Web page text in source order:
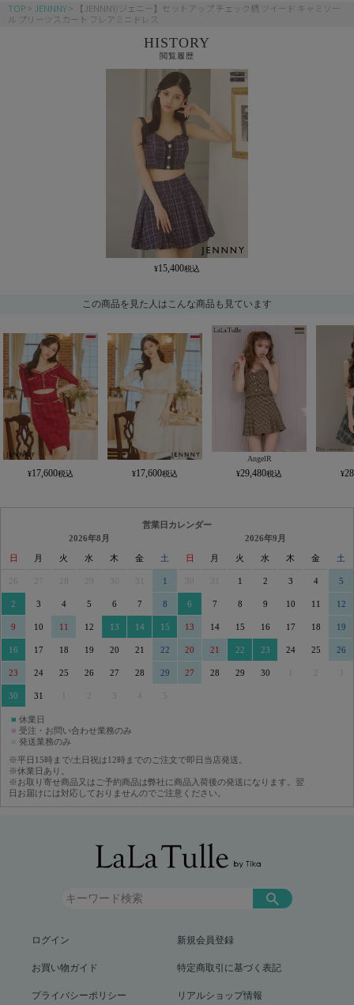
TOP JENNNY
【JENNNY/ジェニー】セットアップ チェック柄 ツイード キャミソー
ル プリーツスカート フレアミニドレス
HISTORY
閲覧履歴
15,400
この商品を見た人はこんな商品も見ています
17,600 17,600
AngelR
29,480
営業日カレンダー
2026年8月
日 月 火 水 木 金 土
29 30 31 1
2 3 4 5 6 7 8
9 10 11 12 13 14 15
16 17 18 19 20 21 22
23 24 25 26 27 28 29
30 31 3 5
2026年9月
日 月 火 水 木 金 土
30 31 1 2 3 4 5
6 7 8 9 10 11 12
13 14 15 16 17 18 19
20 21 22 23 24 25 26
27 28 29 30 3
■ 休業日
■ 受注・お問い合わせ業務のみ
■ 発送業務のみ
※平日15時まで/土日祝は12時までのご注文で即日当店発送。
※休業日あり。
※お取り寄せ商品又はご予約商品は弊社に商品入荷後の発送になります。翌
日お届けには対応しておりませんのでご注意ください。
ログイン 新規会員登録
お買い物ガイド 特定商取引に基づく表記
プライバシーポリシー リアルショップ情報